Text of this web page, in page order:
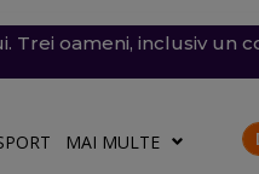
Trei oameni, inclusiv un
va face în etape. Iată ce
continuă pentru
criza politică amenință
avariate în mai
MAI MULTE